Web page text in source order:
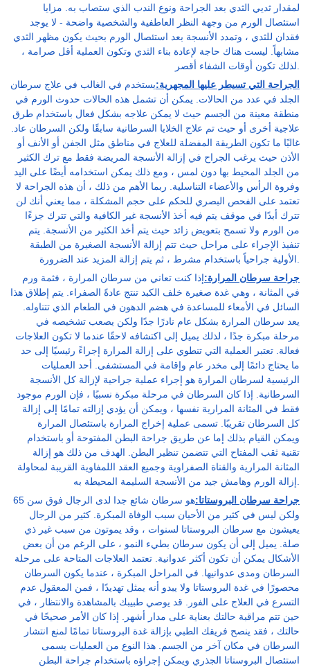
لمقدار ثديي الثدي بعد الجراحة ونوع الندب الذي ستصاب به. مزايا
استئصال الورم من وجهة النظر العاطفية والشخصية واضحة - لا يوجد
فقدان للثدي ، وتمدد الأنسجة بعد استئصال الورم بحيث يكون مظهر الثدي
مشابهاً. ليست هناك حاجة لإعادة بناء الثدي وتكون العملية أقل صرامة ،
لذلك تكون أوقات الشفاء أقصر.
الجراحة التي تسيطر عليها المجهرية:يستخدم في الغالب في علاج سرطان
الجلد في عدد من الحالات. يمكن أن تشمل هذه الحالات حدوث الورم في
منطقة معينة من الجسم حيث لا يمكن علاجه بشكل فعال باستخدام طرق
علاجية أخرى أو حيث تم علاج الخلايا السرطانية سابقًا ولكن السرطان عاد.
غالبًا ما تكون الطريقة المفضلة للعلاج في مناطق مثل الجفن أو الأنف أو
الأذن حيث يرغب الجراح في إزالة الأنسجة المريضة فقط مع ترك الكثير
من الجلد المحيط بها دون لمس ، ومع ذلك يمكن استخدامه أيضًا على اليد
وفروة الرأس والأعضاء التناسلية. ربما الأهم من ذلك ، أن هذه الجراحة لا
تعتمد على الفحص البصري للحكم على حجم المشكلة ، مما يعني أنك لن
تترك أبدًا في موقف يتم فيه أخذ الأنسجة غير الكافية والتي تترك جزءًا
من الورم ولا تسمح بتعويض زائد حيث يتم أخذ الكثير من الأنسجة. يتم
تنفيذ الإجراء على مراحل حيث تتم إزالة الأنسجة الصغيرة من الطبقة
الأولية جراحياً باستخدام مشرط ، ثم يتم إزالة المزيد عند الضرورة.
جراحة سرطان المرارة:إذا كنت تعاني من سرطان المرارة ، فثمة ورم
في المثانة ، وهي غدة صغيرة خلف الكبد تنتج عادةً الصفراء. يتم إطلاق هذا
السائل في الأمعاء للمساعدة في هضم الدهون في الطعام الذي تتناوله.
يعد سرطان المرارة بشكل عام نادرًا جدًا ولكن يصعب تشخيصه في
مرحلة مبكرة جدًا ، لذلك يميل إلى اكتشافه لاحقًا عندما لا تكون العلاجات
فعالة. تعتبر العملية التي تنطوي على إزالة المرارة إجراءً رئيسيًا إلى حد
ما يحتاج دائمًا إلى مخدر عام وإقامة في المستشفى. أحد العمليات
الرئيسية لسرطان المرارة هو إجراء عملية جراحية لإزالة كل الأنسجة
السرطانية. إذا كان السرطان في مرحلة مبكرة نسبيًا ، فإن الورم موجود
فقط في المثانة المرارية نفسها ، ويمكن أن يؤدي إزالته تمامًا إلى إزالة
كل السرطان تقريبًا. تسمى عملية إخراج المرارة باستئصال المرارة
ويمكن القيام بذلك إما عن طريق جراحة البطن المفتوحة أو باستخدام
تقنية ثقب المفتاح التي تتضمن تنظير البطن. الهدف من ذلك هو إزالة
المثانة المرارية والقناة الصفراوية وجميع العقد اللمفاوية القريبة لمحاولة
إزالة الورم وهامش جيد من الأنسجة السليمة المحيطة به.
جراحة سرطان البروستاتا:
هو سرطان شائع جدا لدى الرجال فوق سن 65
ولكن ليس في كثير من الأحيان سبب الوفاة المبكرة. كثير من الرجال
يعيشون مع سرطان البروستاتا لسنوات ، وقد يموتون من سبب غير ذي
صلة. يميل إلى أن يكون سرطان بطيء النمو ، على الرغم من أن بعض
الأشكال يمكن أن تكون أكثر عدوانية. تعتمد العلاجات المتاحة على مرحلة
السرطان ومدى عدوانيها. في المراحل المبكرة ، عندما يكون السرطان
محصورًا في غدة البروستاتا ولا يبدو أنه يمثل تهديدًا ، فمن المعقول عدم
التسرع في العلاج على الفور. قد يوصي طبيبك بالمشاهدة والانتظار ، في
حين تتم مراقبة حالتك بعناية على مدار أشهر. إذا كان الأمر صحيحًا في
حالتك ، فقد ينصح فريقك الطبي بإزالة غدة البروستاتا تمامًا لمنع انتشار
السرطان في مكان آخر من الجسم. هذا النوع من العمليات يسمى
استئصال البروستاتا الجذري ويمكن إجراؤه باستخدام جراحة البطن